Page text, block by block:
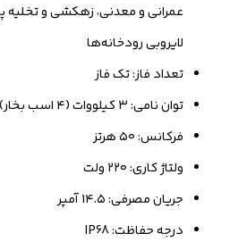
عمرانی و معدنی، زهکشی و
لایروبی رودخانه‌ها
تعداد فاز: تک فاز
توان نامی: ۳ کیلووات (۴ اسب بخار)
فرکانس: ۵۰ هرتز
ولتاژ کاری: ۲۲۰ ولت
جریان مصرفی: ۱۴.۵ آمپر
درجه حفاظت: IP68